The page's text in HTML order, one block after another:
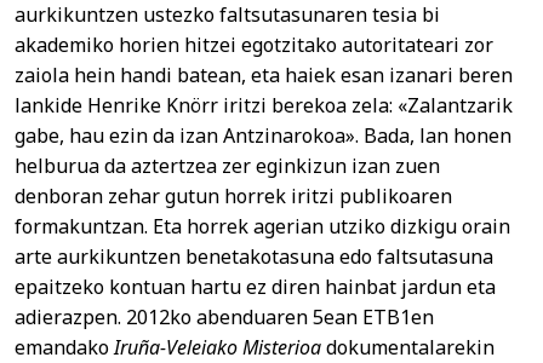
aurkikuntzen ustezko faltsutasunaren tesia bi
akademiko horien hitzei egotzitako autoritateari zor
zaiola hein handi batean, eta haiek esan izanari beren
lankide Henrike Knörr iritzi berekoa zela: «Zalantzarik
gabe, hau ezin da izan Antzinarokoa». Bada, lan honen
helburua da aztertzea zer eginkizun izan zuen
denboran zehar gutun horrek iritzi publikoaren
formakuntzan. Eta horrek agerian utziko dizkigu orain
arte aurkikuntzen benetakotasuna edo faltsutasuna
epaitzeko kontuan hartu ez diren hainbat jardun eta
adierazpen. 2012ko abenduaren 5ean ETB1en
emandakoIruña-Veleiako Misterioadokumentalarekin